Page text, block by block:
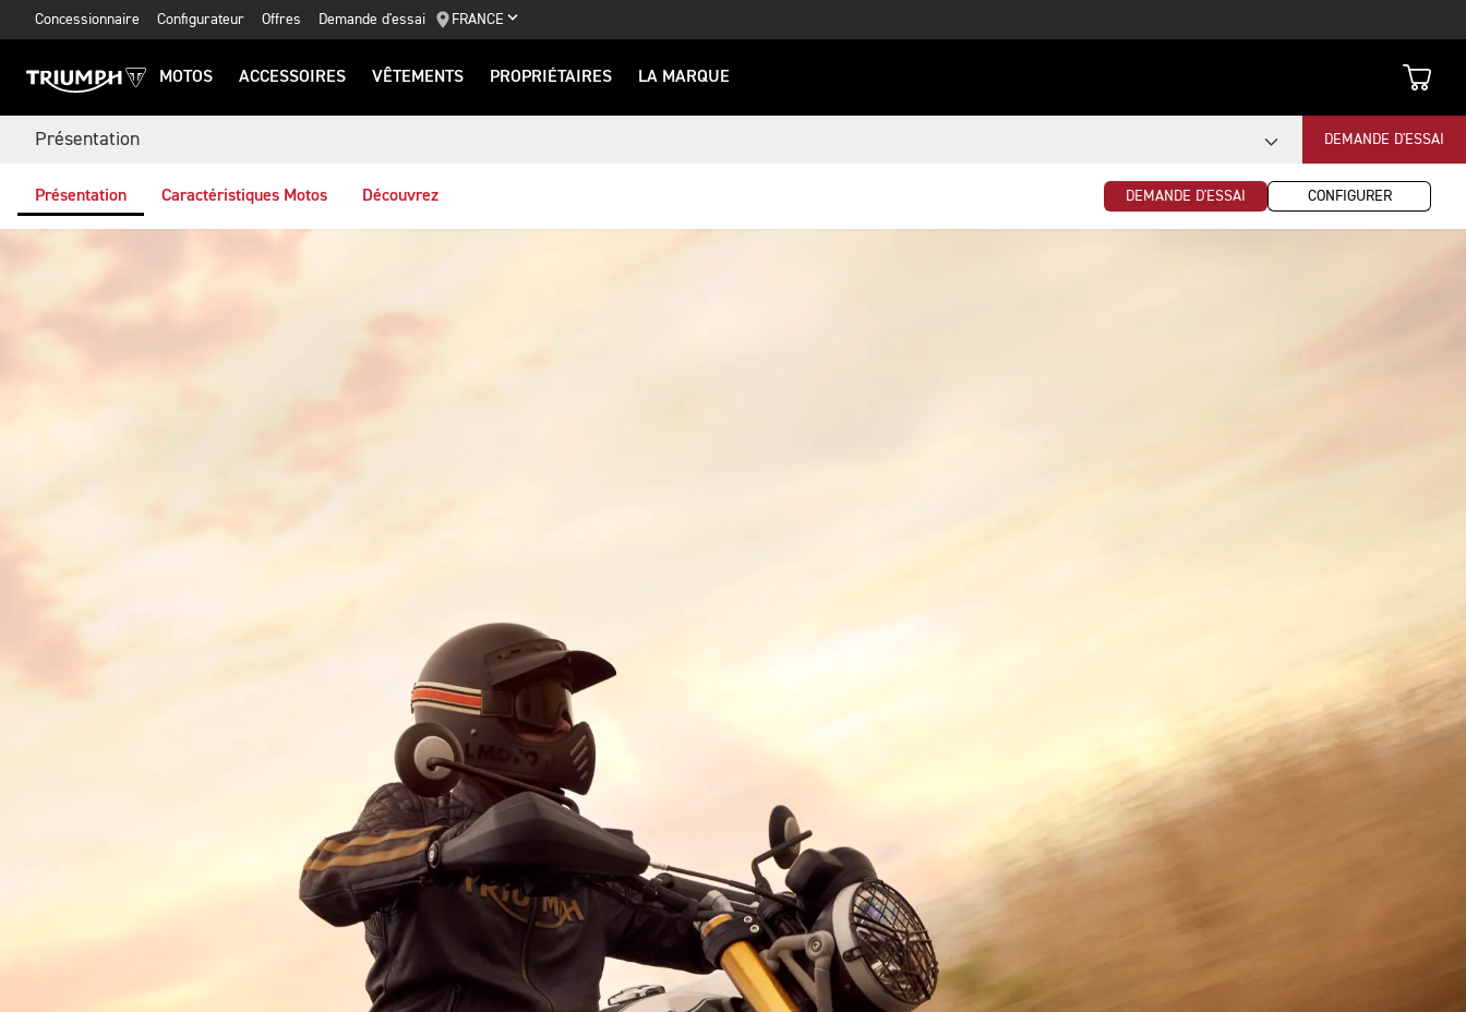
Concessionnaire Configurateur Offres Demande d'essai FRANCE
MOTOS ACCESSOIRES VÊTEMENTS PROPRIÉTAIRES LA MARQUE
Présentation DEMANDE D'ESSAI
Présentation Caractéristiques Motos Découvrez DEMANDE D'ESSAI CONFIGURER